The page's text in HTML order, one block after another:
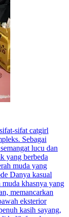
sifat catgirl
Sebagai
lucu dan
yang berbeda
muda yang
Danya kasual
khasnya yang
memancarkan
eksterior
kasih sayang,